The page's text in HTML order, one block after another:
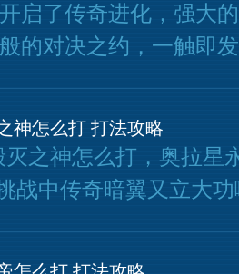
启了传奇进化，强大
的对决之约，一触即
神怎么打 打法攻略
灭之神怎么打，奥拉星
战中传奇暗翼又立大